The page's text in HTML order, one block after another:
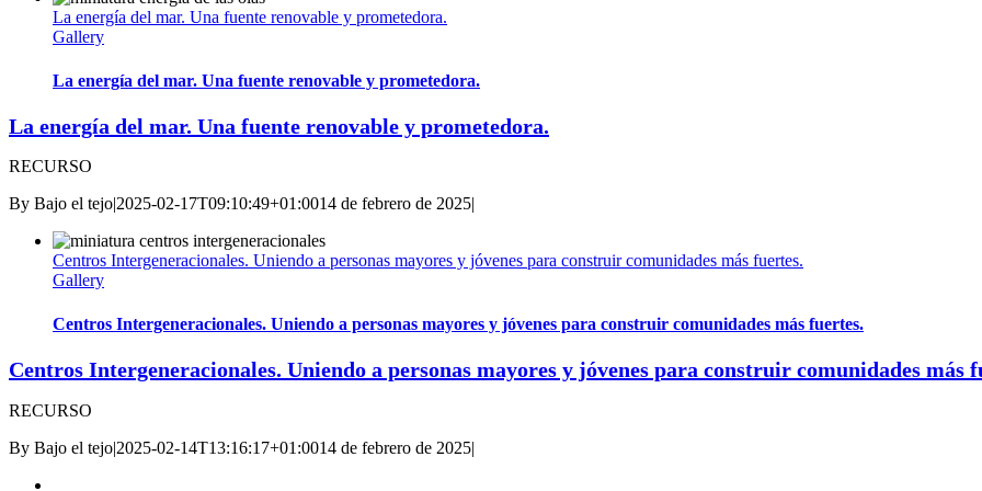
La energía del mar. Una fuente renovable y prometedora.
Gallery
La energía del mar. Una fuente renovable y prometedora.
La energía del mar. Una fuente renovable y prometedora.
RECURSO
By Bajo el tejo|2025-02-17T09:10:49+01:0014 de febrero de 2025|
Centros Intergeneracionales. Uniendo a personas mayores y jóvenes para construir comunidades más fuertes.
Gallery
Centros Intergeneracionales. Uniendo a personas mayores y jóvenes para construir comunidades más fuertes.
Centros Intergeneracionales. Uniendo a personas mayores y jóvenes para construir comunidades más
RECURSO
By Bajo el tejo|2025-02-14T13:16:17+01:0014 de febrero de 2025|